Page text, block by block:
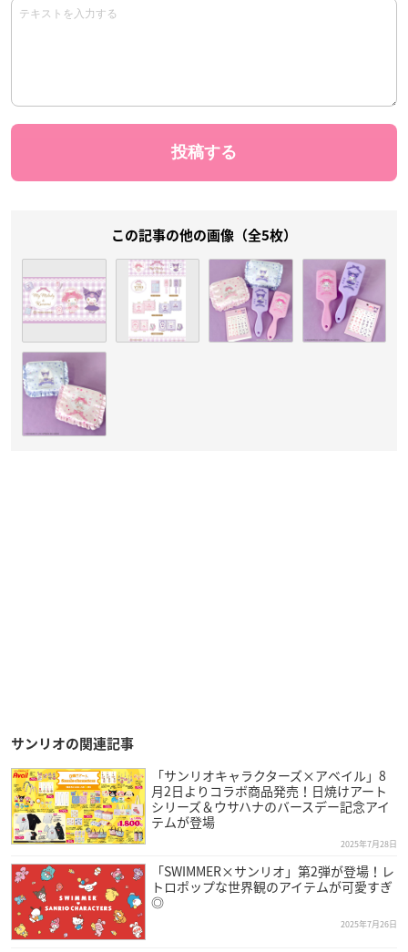
この記事の他の画像（全5枚）
サンリオの関連記事
「サンリオキャラクターズ×アベイル」8
月2日よりコラボ商品発売！日焼けアート
シリーズ＆ウサハナのバースデー記念アイ
テムが登場
2025年7月28日
「SWIMMER×サンリオ」第2弾が登場！レ
トロポップな世界観のアイテムが可愛すぎ
◎
2025年7月26日